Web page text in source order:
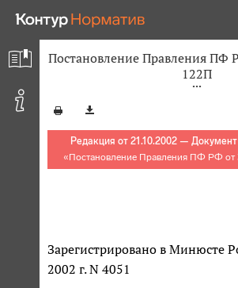
Постановление Правления ПФ
122П
Редакция от 21.10.2002 — Документ
«Постановление Правления ПФ РФ от
Зарегистрировано в Минюсте
2002 г. N 4051